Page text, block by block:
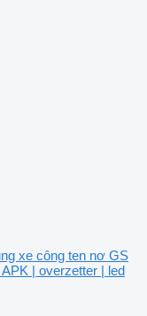
xe công ten nơ GS
| overzetter | led